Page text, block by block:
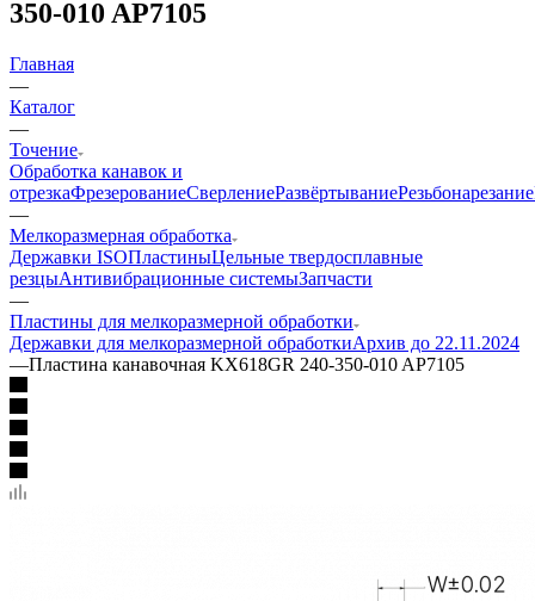
350-010 AP7105
Главная
—
Каталог
—
Точение
Обработка канавок и
отрезкаФрезерованиеСверлениеРазвёртываниеРезьбонарезание
—
Мелкоразмерная обработка
Державки ISOПластиныЦельные твердосплавные
резцыАнтивибрационные системыЗапчасти
—
Пластины для мелкоразмерной обработки
Державки для мелкоразмерной обработкиАрхив до 22.11.2024
—Пластина канавочная KX618GR 240-350-010 AP7105